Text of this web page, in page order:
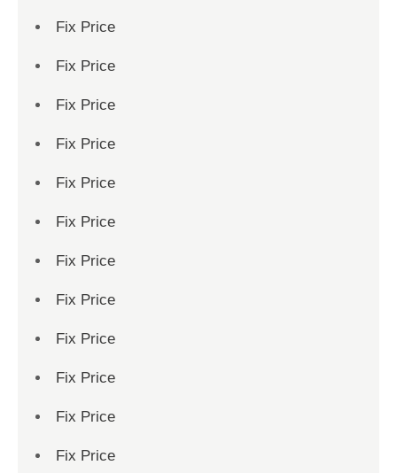
Fix Price
Fix Price
Fix Price
Fix Price
Fix Price
Fix Price
Fix Price
Fix Price
Fix Price
Fix Price
Fix Price
Fix Price